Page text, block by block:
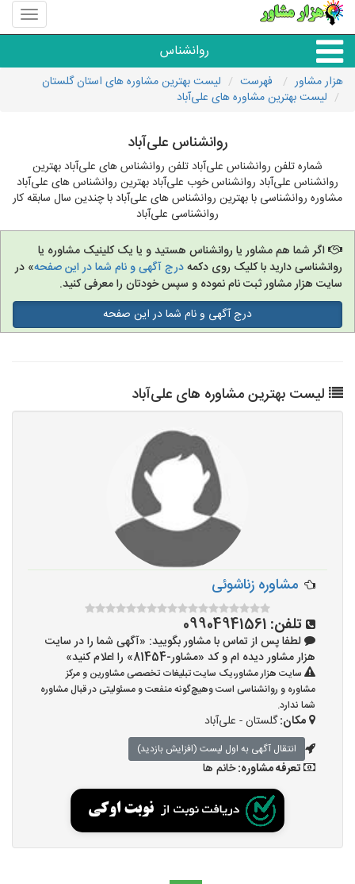
منوی
سایت
مشاور
روانشناس
همه مراکز روانشناسی
گروه روانشناسی
هزار مشاور فهرست
لیست بهترین مشاوره های استان گلستان
لیست بهترین مشاوره های علی‌آباد
روانشناس علی‌آباد
شماره تلفن روانشناس علی‌آباد تلفن روانشناس های علی‌آباد بهترین
روانشناس علی‌آباد روانشناس خوب علی‌آباد بهترین روانشناس های علی‌آباد
مشاوره روانشناسی با بهترین روانشناس های علی‌آباد با چندین سال سابقه کار
روانشناسی علی‌آباد
اگر شما هم مشاور یا روانشناس هستید و یا یک کلینیک مشاوره یا
روانشناسی دارید با کلیک روی دکمهدرج آگهی و نام شما در این صفحه» در
سایت هزار مشاور ثبت نام نموده و سپس خودتان را معرفی کنید.
درج آگهی و نام شما در این صفحه
لیست بهترین مشاوره های علی‌آباد
مشاوره زناشوئی
تلفن: 09904941561
لطفا پس از تماس با مشاور بگویید: «آگهی شما را در سایت
هزار مشاور دیده ام و کد «مشاور-81454» را اعلام کنید»
سایت هزار مشاور،یک سایت تبلیغات تخصصی مشاورین و مرکز
مشاوره و روانشناسی است وهیچ‌گونه منفعت و مسئولیتی در قبال مشاوره
شما ندارد.
مکان:گلستان - علی‌آباد
انتقال آگهی به اول لیست (افزایش بازدید)
تعرفه مشاوره:خانم ها